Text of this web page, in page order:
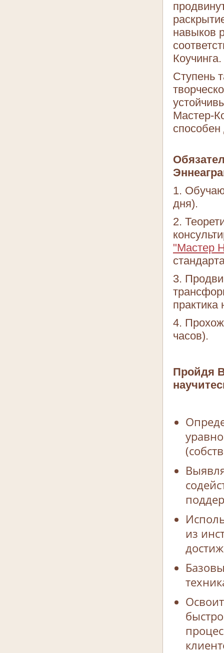
навыков
Коучинга.
Ступень
Мастер-
способен
1.
дня).
2.
"Мастер
3.
4.
часов).
Пройдя
из